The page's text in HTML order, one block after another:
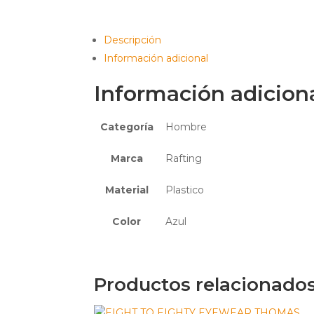
Descripción
Información adicional
Información
Categoría Hombre
Marca Rafting
Material Plastico
Color Azul
Productos